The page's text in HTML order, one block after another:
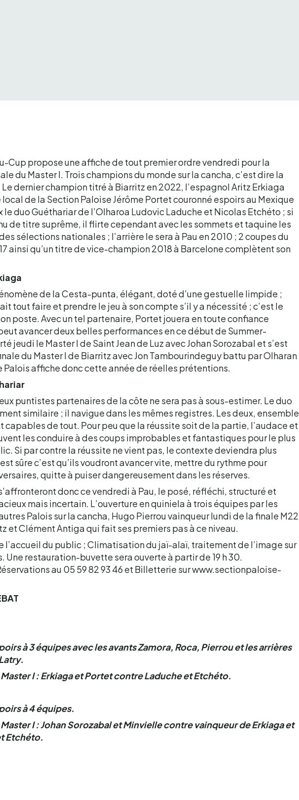
Cup propose une affiche de tout premier ordre vendredi pour la
du Master I. Trois champions du monde sur la cancha, c’est dire la
dernier champion titré à Biarritz en 2022, l’espagnol Aritz Erkiaga
de la Section Paloise Jérôme Portet couronné espoirs au Mexique
le duo Guéthariar de l’Olharoa Ludovic Laduche et Nicolas Etchéto ; si
de titre suprême, il flirte cependant avec les sommets et taquine les
sélections nationales ; l’arrière le sera à Pau en 2010 ; 2 coupes du
ainsi qu’un titre de vice-champion 2018 à Barcelone complètent son
de la Cesta-punta, élégant, doté d’une gestuelle limpide ;
tout faire et prendre le jeu à son compte s’il y a nécessité ; c’est le
poste. Avec un tel partenaire, Portet jouera en toute confiance
avancer deux belles performances en ce début de Summer-
jeudi le Master I de Saint Jean de Luz avec Johan Sorozabal et s’est
du Master I de Biarritz avec Jon Tambourindeguy battu par Olharan
Palois affiche donc cette année de réelles prétentions.
puntistes partenaires de la côte ne sera pas à sous-estimer. Le duo
similaire ; il navigue dans les mêmes registres. Les deux, ensemble
capables de tout. Pour peu que la réussite soit de la partie, l’audace et
les conduire à des coups improbables et fantastiques pour le plus
Si par contre la réussite ne vient pas, le contexte deviendra plus
sûre c’est qu’ils voudront avancer vite, mettre du rythme pour
quitte à puiser dangereusement dans les réserves.
donc ce vendredi à Pau, le posé, réfléchi, structuré et
mais incertain. L’ouverture en quiniela à trois équipes par les
Palois sur la cancha, Hugo Pierrou vainqueur lundi de la finale M22
et Clément Antiga qui fait ses premiers pas à ce niveau.
l’accueil du public ; Climatisation du jaï-alaï, traitement de l’image sur
Une restauration-buvette sera ouverte à partir de 19 h 30.
au 05 59 82 93 46 et Billetterie sur www.sectionpaloise-
à 3 équipes avec les avants Zamora, Roca, Pierrou et les arrières
I : Erkiaga et Portet contre Laduche et Etchéto.
à 4 équipes.
I : Johan Sorozabal et Minvielle contre vainqueur de Erkiaga et
Etchéto.